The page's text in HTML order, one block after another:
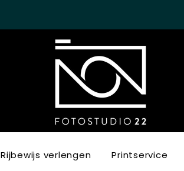
Rijbewijs verlengen Printservice